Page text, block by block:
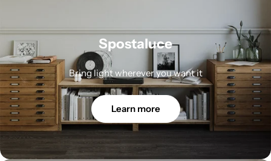
Spostaluce
Bring light wherever you want it
Learn more